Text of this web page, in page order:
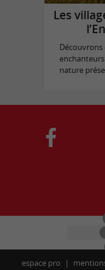
Les
Découvrons
nature
espace pro